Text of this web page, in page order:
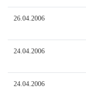
26.04.2006
24.04.2006
24.04.2006